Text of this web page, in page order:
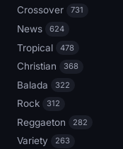
Crossover 731
News 624
Tropical 478
Christian 368
Balada 322
Rock 312
Reggaeton 282
Variety 263